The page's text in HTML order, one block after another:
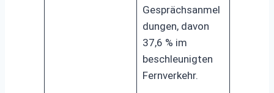
Gesprächsanmel
dungen, davon
37,6 % im
beschleunigten
Fernverkehr.